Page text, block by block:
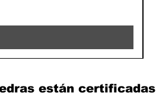
están certificadas